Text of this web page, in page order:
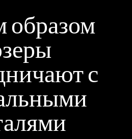
образом
с